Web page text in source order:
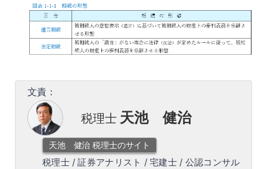
文責：
税理士 天池 健治
天池 健治 税理士のサイト
税理士/証券アナリスト /宅建士 / 公認コンサル